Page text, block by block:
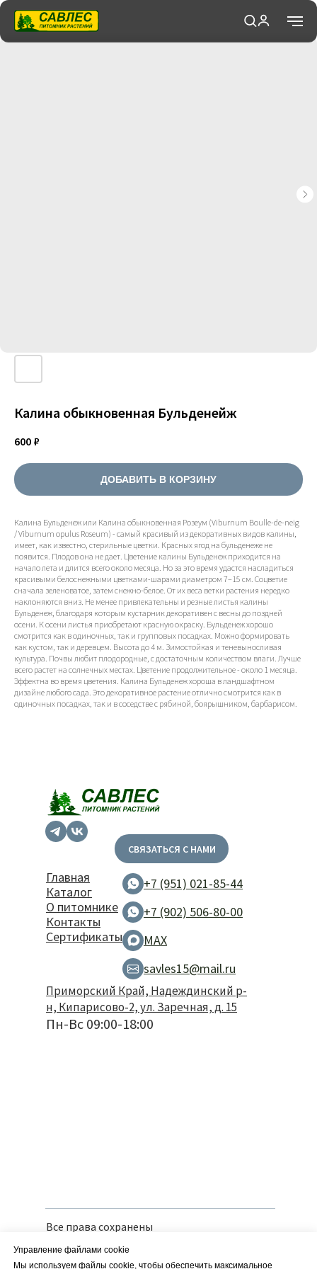
Калина обыкновенная Бульденейж
600 ₽
ДОБАВИТЬ В КОРЗИНУ
Калина Бульденеж или Калина обыкновенная Poзеум (Viburnum Boulle-de-neig
/ Viburnum opulus Roseum) - самый красивый из декоративных видов калины,
имеет, как известно, стерильные цветки. Красных ягод на бульденеже не
появится. Плодов она не дает. Цветение калины Бульденеж приходится на
начало лета и длится всего около месяца. Но за это время удастся насладиться
красивыми белоснежными цветками-шарами диаметром 7–15 см. Соцветие
сначала зеленоватое, затем снежно-белое. От их веса ветки растения нередко
наклоняются вниз. Не менее привлекательны и резные листья калины
Бульденеж, благодаря которым кустарник декоративен с весны до поздней
осени. К осени листья приобретают красную окраску. Бульденеж хорошо
смотрится как в одиночных, так и групповых посадках. Можно формировать
как кустом, так и деревцем. Высота до 4 м. Зимостойкая и теневыносливая
культура. Почвы любит плодородные, с достаточным количеством влаги. Лучше
всего растет на солнечных местах. Цветение продолжительное - около 1 месяца.
Эффектна во время цветения. Калина Бульденеж хороша в ландшафтном
дизайне любого сада. Это декоративное растение отлично смотрится как в
одиночных посадках, так и в соседстве с рябиной, боярышником, барбарисом.
Все права сохранены
Вся предоставленная информация носит
Главная
Каталог
О питомнике
Контакты
Сертификаты
+7 (951) 021-85-44
+7 (902) 506-80-00
MAX
savles15@mail.ru
Приморский Край, Надеждинский р-
н, Кипарисово-2, ул. Заречная, д. 15
Пн-Вс 09:00-18:00
СВЯЗАТЬСЯ С НАМИ
Управление файлами cookie
Мы используем файлы cookie, чтобы обеспечить максимальное